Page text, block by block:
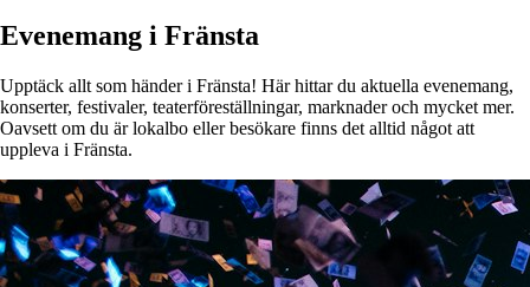
Evenemang i Fränsta
Upptäck allt som händer i Fränsta! Här hittar du aktuella evenemang,
konserter, festivaler, teaterföreställningar, marknader och mycket mer.
Oavsett om du är lokalbo eller besökare finns det alltid något att
uppleva i Fränsta.